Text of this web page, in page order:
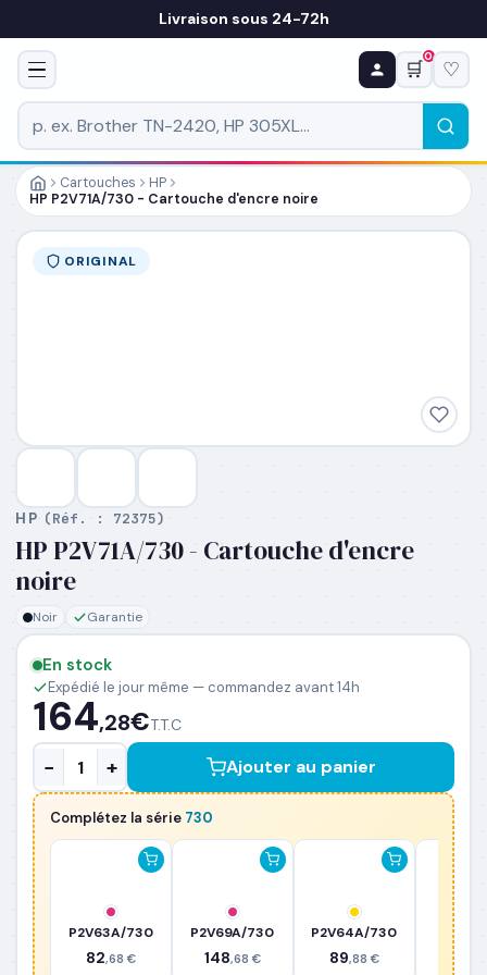
Livraison sous 24-72h
🛒
0
♡
Cartouches
HP
HP P2V71A/730 - Cartouche d'encre noire
ORIGINAL
HP (Réf. : 72375)
HP P2V71A/730 - Cartouche d'encre
noire
Noir Garantie
En stock
Expédié le jour même — commandez avant 14h
164,28€T.T.C
− + Ajouter au panier
Complétez la série 730
P2V63A/730
82,68 €
P2V69A/730
148,68 €
P2V64A/730
89,88 € 122
Prévoyez & économisez
vous prépare un devis personnalisé
RÉFÉRENCE DU PRODUIT*
DATE DE PREMIÈRE LIVRAISON SOUHAITÉE
PRÉNOM*
NOM*
EMAIL PROFESSIONNEL
TÉLÉPHONE*